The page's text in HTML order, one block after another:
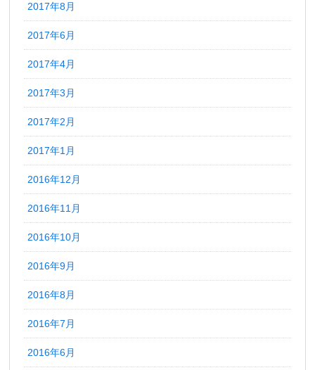
2017年8月
2017年6月
2017年4月
2017年3月
2017年2月
2017年1月
2016年12月
2016年11月
2016年10月
2016年9月
2016年8月
2016年7月
2016年6月